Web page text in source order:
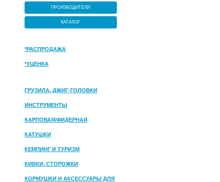
ПРОИЗВОДИТЕЛИ
КАТАЛОГ
*РАСПРОДАЖА
*УЦЕНКА
ГРУЗИЛА, ДЖИГ-ГОЛОВКИ
ИНСТРУМЕНТЫ
КАРПОВАЯ/ФИДЕРНАЯ
КАТУШКИ
КЕМПИНГ И ТУРИЗМ
КИВКИ, СТОРОЖКИ
КОРМУШКИ И АКСЕССУАРЫ ДЛЯ